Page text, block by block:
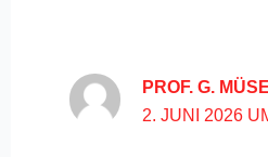
PROF. G. MÜSE
2. JUNI 2026